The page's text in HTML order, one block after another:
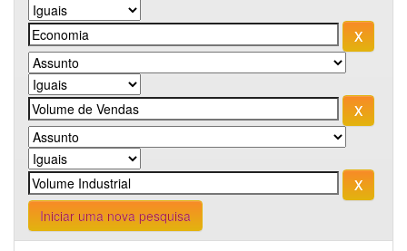
Iniciar uma nova pesquisa